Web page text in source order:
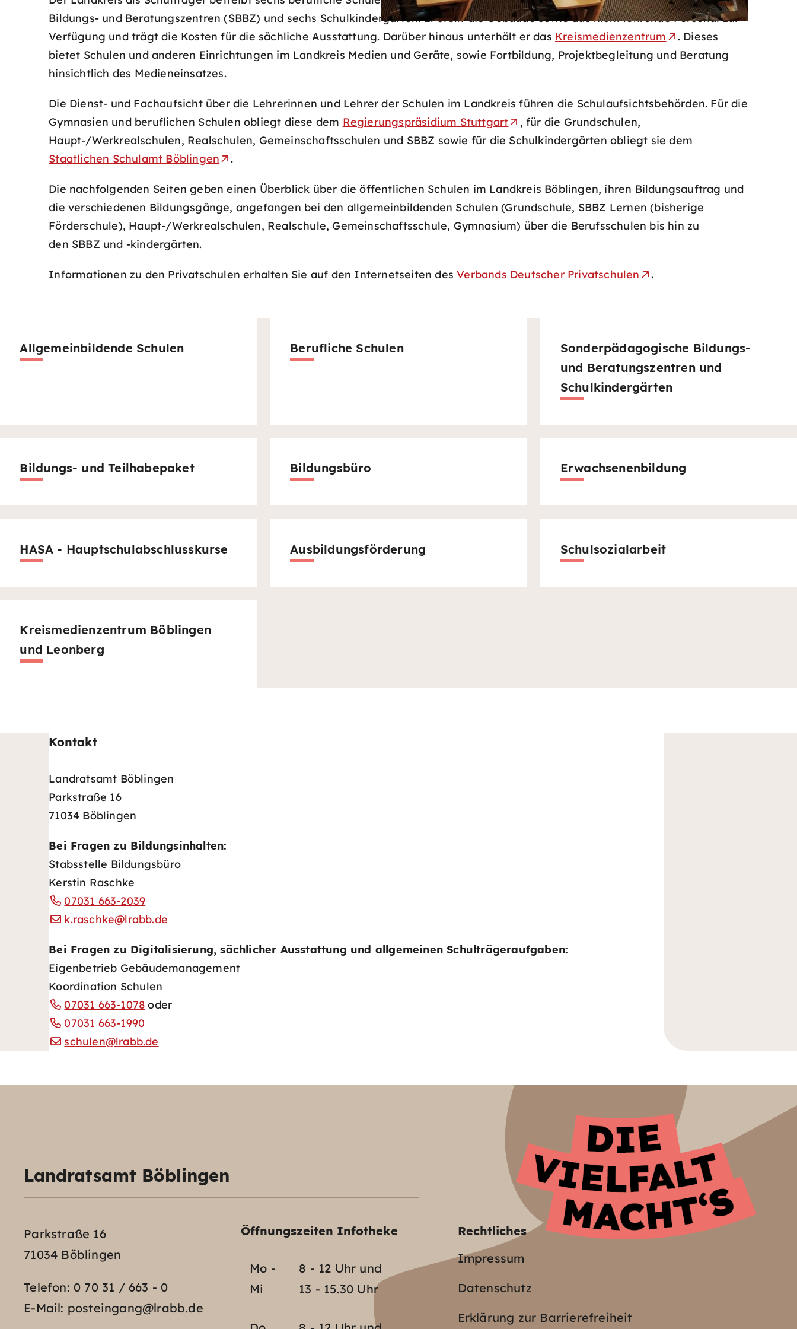
Bildungs- und Beratungszentren (SBBZ) und sechs Schulkindergärten. Er stellt die Gebäude sowie das nicht lehrende Personal zur
Verfügung und trägt die Kosten für die sächliche Ausstattung. Darüber hinaus unterhält er das Kreismedienzentrum
. Dieses
bietet Schulen und anderen Einrichtungen im Landkreis Medien und Geräte, sowie Fortbildung, Projektbegleitung und Beratung
hinsichtlich des Medieneinsatzes.
Die Dienst- und Fachaufsicht über die Lehrerinnen und Lehrer der Schulen im Landkreis führen die Schulaufsichtsbehörden. Für die
Gymnasien und beruflichen Schulen obliegt diese dem Regierungspräsidium Stuttgart
, für die Grundschulen,
Haupt-/Werkrealschulen, Realschulen, Gemeinschaftsschulen und SBBZ sowie für die Schulkindergärten obliegt sie dem
Staatlichen Schulamt Böblingen
.
Die nachfolgenden Seiten geben einen Überblick über die öffentlichen Schulen im Landkreis Böblingen, ihren Bildungsauftrag und
die verschiedenen Bildungsgänge, angefangen bei den allgemeinbildenden Schulen (Grundschule, SBBZ Lernen (bisherige
Förderschule), Haupt-/Werkrealschulen, Realschule, Gemeinschaftsschule, Gymnasium) über die Berufsschulen bis hin zu
den SBBZ und -kindergärten.
Informationen zu den Privatschulen erhalten Sie auf den Internetseiten desVerbands Deutscher Privatschulen .
Allgemeinbildende Schulen Berufliche Schulen
Sonderpädagogische Bildungs-
und Beratungszentren und
Schulkindergärten
Bildungs- und Teilhabepaket Bildungsbüro Erwachsenenbildung
HASA - Hauptschulabschlusskurse Ausbildungsförderung Schulsozialarbeit
Kreismedienzentrum Böblingen
und Leonberg
Kontakt
Landratsamt Böblingen
Parkstraße 16
71034 Böblingen
Bei Fragen zu Bildungsinhalten:
Stabsstelle Bildungsbüro
Kerstin Raschke
07031 663-2039
k.raschke@lrabb.de
Bei Fragen zu Digitalisierung, sächlicher Ausstattung und allgemeinen Schulträgeraufgaben:
Eigenbetrieb Gebäudemanagement
Koordination Schulen
07031 663-1078 oder
07031 663-1990
schulen@lrabb.de
Landratsamt Böblingen
Parkstraße 16
71034 Böblingen
Telefon: 0 70 31 / 663 - 0
E-Mail: posteingang@lrabb.de
Öffnungszeiten Infotheke
Mo -
Mi
8 - 12 Uhr und
13 - 15.30 Uhr
Rechtliches
Impressum
Datenschutz
Erklärung zur Barrierefreiheit